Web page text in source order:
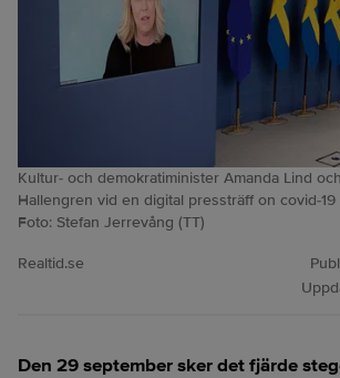
Kultur- och demokratiminister Amanda Lind
Hallengren vid en digital pressträff on covid-
Foto: Stefan Jerrevång (TT)
Realtid.se
Den 29 september sker det fjärde